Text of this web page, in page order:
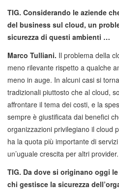
TIG. Considerando le aziende
del business sul cloud, un
sicurezza di questi ambienti …
Marco Tulliani. Il problema della
meno rilevante rispetto a qualche
meno in auge. In alcuni casi si
tradizionali piuttosto che al cloud,
affrontare il tema dei costi, e la
sempre è giustificata dai benefici
organizzazioni privilegiano il cloud
ha la quota più importante di
un’uguale crescita per altri provider.
TIG. Da dove si originano oggi
chi gestisce la sicurezza